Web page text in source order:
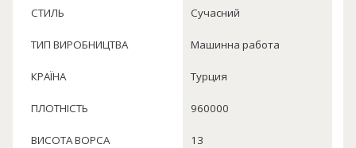
СТИЛЬ Сучасний
ТИП ВИРОБНИЦТВА Машинна работа
КРАЇНА Турция
ПЛОТНІСТЬ 960000
ВИСОТА ВОРСА 13